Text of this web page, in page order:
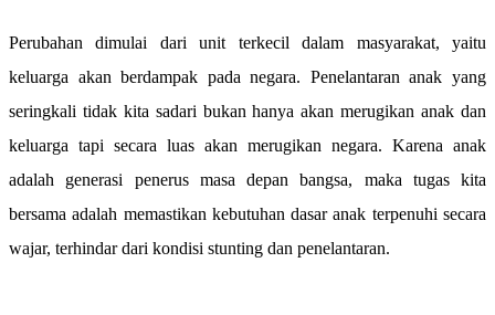
Perubahan dimulai dari unit terkecil dalam masyarakat, yaitu
keluarga akan berdampak pada negara. Penelantaran anak yang
seringkali tidak kita sadari bukan hanya akan merugikan anak dan
keluarga tapi secara luas akan merugikan negara. Karena anak
adalah generasi penerus masa depan bangsa, maka tugas kita
bersama adalah memastikan kebutuhan dasar anak terpenuhi secara
wajar, terhindar dari kondisi stunting dan penelantaran.